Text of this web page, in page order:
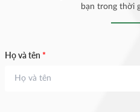
bạn trong thời
Họ và tên *